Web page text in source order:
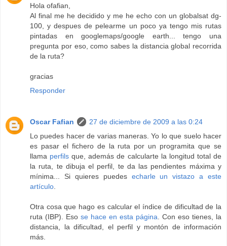
Hola ofafian,
Al final me he decidido y me he echo con un globalsat dg-
100, y despues de pelearme un poco ya tengo mis rutas
pintadas en googlemaps/google earth... tengo una
pregunta por eso, como sabes la distancia global recorrida
de la ruta?
gracias
Responder
Oscar Fafian
27 de diciembre de 2009 a las 0:24
Lo puedes hacer de varias maneras. Yo lo que suelo hacer
es pasar el fichero de la ruta por un programita que se
llama perfils que, además de calcularte la longitud total de
la ruta, te dibuja el perfil, te da las pendientes máxima y
mínima... Si quieres puedes echarle un vistazo a este
artículo.
Otra cosa que hago es calcular el índice de dificultad de la
ruta (IBP). Eso se hace en esta página. Con eso tienes, la
distancia, la dificultad, el perfil y montón de información
más.